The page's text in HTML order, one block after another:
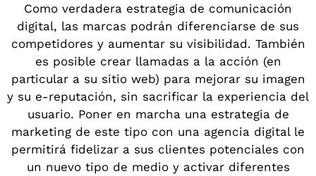
Como verdadera estrategia de comunicación
digital, las marcas podrán diferenciarse de sus
competidores y aumentar su visibilidad. También
es posible crear llamadas a la acción (en
particular a su sitio web) para mejorar su imagen
y su e-reputación, sin sacrificar la experiencia del
usuario. Poner en marcha una estrategia de
marketing de este tipo con una agencia digital le
permitirá fidelizar a sus clientes potenciales con
un nuevo tipo de medio y activar diferentes